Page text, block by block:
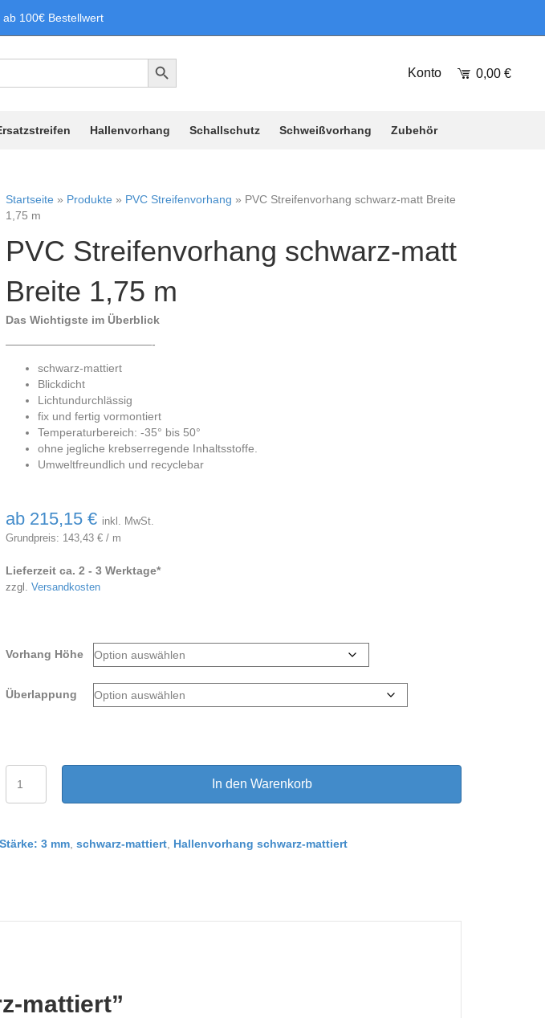
100€ Bestellwert
Search Button
Konto
0,00 €
Hallenvorhang Schallschutz Schweißvorhang Zubehör
Startseite » Produkte » PVC Streifenvorhang » PVC Streifenvorhang schwarz-matt Breite
1,75 m
PVC Streifenvorhang schwarz-matt
Breite 1,75 m
Das Wichtigste im Überblick
—————————————-
schwarz-mattiert
Blickdicht
Lichtundurchlässig
fix und fertig vormontiert
Temperaturbereich: -35° bis 50°
ohne jegliche krebserregende Inhaltsstoffe.
Umweltfreundlich und recyclebar
ab 215,15 € inkl. MwSt.
Grundpreis: 143,43 € / m
Lieferzeit ca. 2 - 3 Werktage*
zzgl. Versandkosten
Vorhang Höhe
Überlappung
Streifenvorhang
schwarz-
In den Warenkorb
3 mm schwarz-mattiert Hallenvorhang schwarz-mattiert
mattiert”